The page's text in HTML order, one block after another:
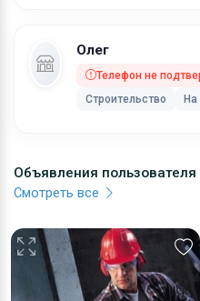
Олег
Телефон не
Строительство
На
Объявления пользователя
Смотреть все